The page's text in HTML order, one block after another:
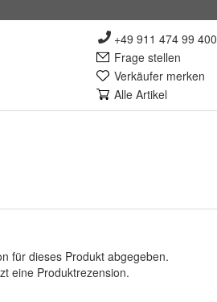
+49 911 474 99 400
Frage stellen
Verkäufer merken
Alle Artikel
für dieses Produkt abgegeben.
eine Produktrezension.